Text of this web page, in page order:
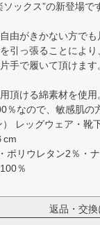
ックス”の新登場で
由がきかない方でも
引っ張ることにより
手で履いて頂けます
頂ける綿素材を使用
％なので、敏感肌の
レッグウェア・靴
cm
ポリウレタン2％・
％
返品・交換